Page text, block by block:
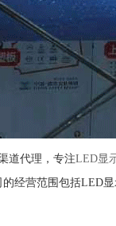
道代理，专注LED显
经营范围包括LED